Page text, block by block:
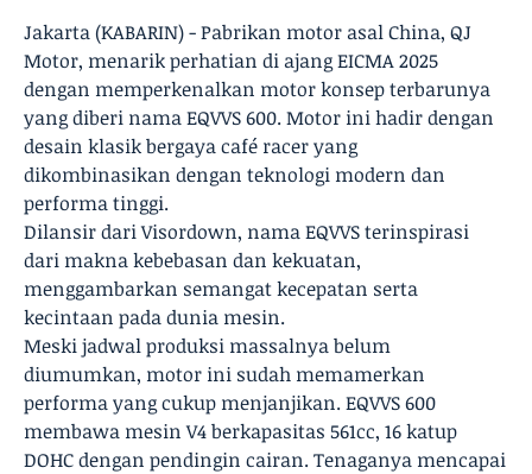
Jakarta (KABARIN) - Pabrikan motor asal China, QJ
Motor, menarik perhatian di ajang EICMA 2025
dengan memperkenalkan motor konsep terbarunya
yang diberi nama EQVVS 600. Motor ini hadir dengan
desain klasik bergaya café racer yang
dikombinasikan dengan teknologi modern dan
performa tinggi.
Dilansir dari Visordown, nama EQVVS terinspirasi
dari makna kebebasan dan kekuatan,
menggambarkan semangat kecepatan serta
kecintaan pada dunia mesin.
Meski jadwal produksi massalnya belum
diumumkan, motor ini sudah memamerkan
performa yang cukup menjanjikan. EQVVS 600
membawa mesin V4 berkapasitas 561cc, 16 katup
DOHC dengan pendingin cairan. Tenaganya mencapai